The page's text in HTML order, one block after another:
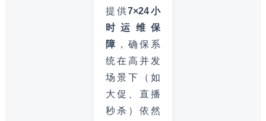
提供7×24小
时运维保
障 ，确保系
统在高并发
场景下（如
大促、直播
秒杀）依然